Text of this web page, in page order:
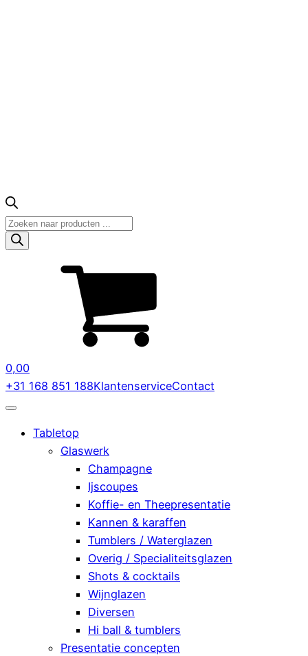
Producten
zoeken
0,00
+31 168 851 188KlantenserviceContact
Tabletop
Glaswerk
Champagne
Ijscoupes
Koffie- en Theepresentatie
Kannen & karaffen
Tumblers / Waterglazen
Overig / Specialiteitsglazen
Shots & cocktails
Wijnglazen
Diversen
Hi ball & tumblers
Presentatie concepten